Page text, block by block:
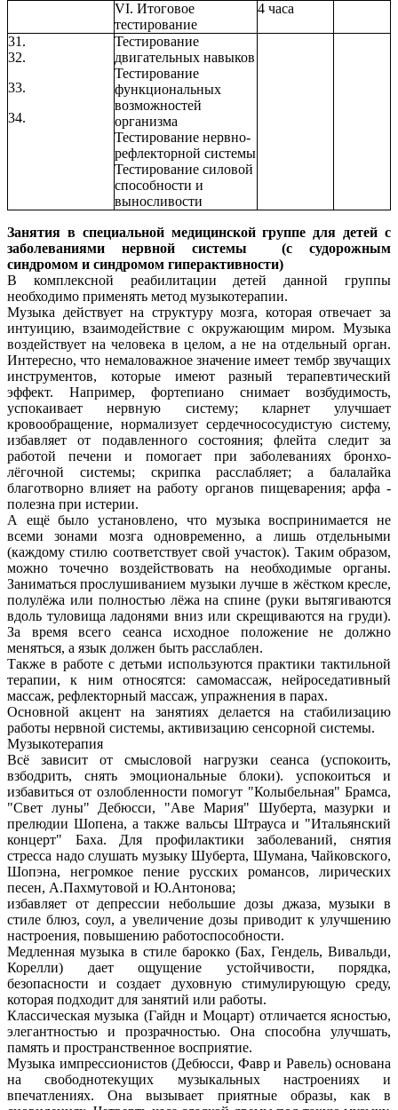
VI. Итоговое
тестирование
4 часа
31.
32.
33.
34.
Тестирование
двигательных навыков
Тестирование
функциональных
возможностей
организма
Тестирование нервно-
рефлекторной системы
Тестирование силовой
способности и
выносливости
Занятия в специальной медицинской группе для детей с
заболеваниями нервной системы (с судорожным
синдромом и синдромом гиперактивности)
В комплексной реабилитации детей данной группы
необходимо применять метод музыкотерапии.
Музыка действует на структуру мозга, которая отвечает за
интуицию, взаимодействие с окружающим миром. Музыка
воздействует на человека в целом, а не на отдельный орган.
Интересно, что немаловажное значение имеет тембр звучащих
инструментов, которые имеют разный терапевтический
эффект. Например, фортепиано снимает возбудимость,
успокаивает нервную систему; кларнет улучшает
кровообращение, нормализует сердечнососудистую систему,
избавляет от подавленного состояния; флейта следит за
работой печени и помогает при заболеваниях бронхо-
лёгочной системы; скрипка расслабляет; а балалайка
благотворно влияет на работу органов пищеварения; арфа -
полезна при истерии.
А ещё было установлено, что музыка воспринимается не
всеми зонами мозга одновременно, а лишь отдельными
(каждому стилю соответствует свой участок). Таким образом,
можно точечно воздействовать на необходимые органы.
Заниматься прослушиванием музыки лучше в жёстком кресле,
полулёжа или полностью лёжа на спине (руки вытягиваются
вдоль туловища ладонями вниз или скрещиваются на груди).
За время всего сеанса исходное положение не должно
меняться, а язык должен быть расслаблен.
Также в работе с детьми используются практики тактильной
терапии, к ним относятся: самомассаж, нейроседативный
массаж, рефлекторный массаж, упражнения в парах.
Основной акцент на занятиях делается на стабилизацию
работы нервной системы, активизацию сенсорной системы.
Музыкотерапия
Всё зависит от смысловой нагрузки сеанса (успокоить,
взбодрить, снять эмоциональные блоки). успокоиться и
избавиться от озлобленности помогут "Колыбельная" Брамса,
"Свет луны" Дебюсси, "Аве Мария" Шуберта, мазурки и
прелюдии Шопена, а также вальсы Штрауса и "Итальянский
концерт" Баха. Для профилактики заболеваний, снятия
стресса надо слушать музыку Шуберта, Шумана, Чайковского,
Шопэна, негромкое пение русских романсов, лирических
песен, А.Пахмутовой и Ю.Антонова;
избавляет от депрессии небольшие дозы джаза, музыки в
стиле блюз, соул, а увеличение дозы приводит к улучшению
настроения, повышению работоспособности.
Медленная музыка в стиле барокко (Бах, Гендель, Вивальди,
Корелли) дает ощущение устойчивости, порядка,
безопасности и создает духовную стимулирующую среду,
которая подходит для занятий или работы.
Классическая музыка (Гайдн и Моцарт) отличается ясностью,
элегантностью и прозрачностью. Она способна улучшать,
память и пространственное восприятие.
Музыка импрессионистов (Дебюсси, Фавр и Равель) основана
на свободнотекущих музыкальных настроениях и
впечатлениях. Она вызывает приятные образы, как в